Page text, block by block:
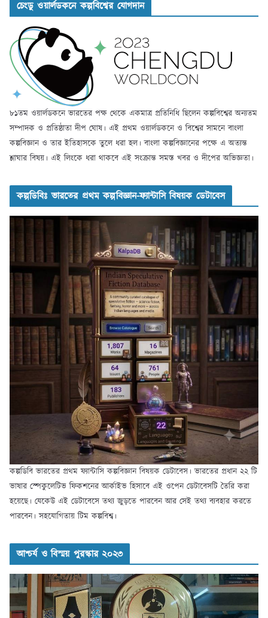
চেংডু ওয়ার্লডকনে কল্পবিশ্বের যোগদান
৮১তম ওয়ার্লডকনে ভারতের পক্ষ থেকে একমাত্র প্রতিনিধি ছিলেন কল্পবিশ্বের অন্যতম
সম্পাদক ও প্রতিষ্ঠাতা দীপ ঘোষ। এই প্রথম ওয়ার্লডকনে ও বিশ্বের সামনে বাংলা
কল্পবিজ্ঞান ও তার ইতিহাসকে তুলে ধরা হল। বাংলা কল্পবিজ্ঞানের পক্ষে এ অত্যন্ত
শ্লাঘার বিষয়। এই লিংকে ধরা থাকবে এই সংক্রান্ত সমস্ত খবর ও দীপের অভিজ্ঞতা।
কল্পডিবিঃ ভারতের প্রথম কল্পবিজ্ঞান-ফ্যান্টাসি বিষয়ক ডেটাবেস
কল্পডিবি ভারতের প্রথম ফ্যান্টাসি কল্পবিজ্ঞান বিষয়ক ডেটাবেস। ভারতের প্রধান ২২ টি
ভাষার স্পেকুলেটিভ ফিকশনের আর্কাইভ হিসাবে এই ওপেন ডেটাবেসটি তৈরি করা
হয়েছে। যেকেউ এই ডেটাবেসে তথ্য জুড়তে পারবেন আর সেই তথ্য ব্যবহার করতে
পারবেন। সহযোগিতায় টিম কল্পবিশ্ব।
আশ্চর্য ও বিস্ময় পুরস্কার ২০২৩